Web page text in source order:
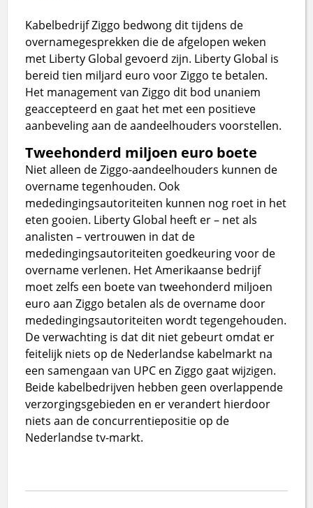
Kabelbedrijf Ziggo bedwong dit tijdens de
overnamegesprekken die de afgelopen weken
met Liberty Global gevoerd zijn. Liberty Global is
bereid tien miljard euro voor Ziggo te betalen.
Het management van Ziggo dit bod unaniem
geaccepteerd en gaat het met een positieve
aanbeveling aan de aandeelhouders voorstellen.
Tweehonderd miljoen euro boete
Niet alleen de Ziggo-aandeelhouders kunnen de
overname tegenhouden. Ook
mededingingsautoriteiten kunnen nog roet in het
eten gooien. Liberty Global heeft er – net als
analisten – vertrouwen in dat de
mededingingsautoriteiten goedkeuring voor de
overname verlenen. Het Amerikaanse bedrijf
moet zelfs een boete van tweehonderd miljoen
euro aan Ziggo betalen als de overname door
mededingingsautoriteiten wordt tegengehouden.
De verwachting is dat dit niet gebeurt omdat er
feitelijk niets op de Nederlandse kabelmarkt na
een samengaan van UPC en Ziggo gaat wijzigen.
Beide kabelbedrijven hebben geen overlappende
verzorgingsgebieden en er verandert hierdoor
niets aan de concurrentiepositie op de
Nederlandse tv-markt.